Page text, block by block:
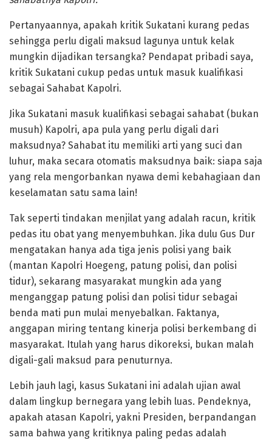
Pertanyaannya, apakah kritik Sukatani kurang pedas
sehingga perlu digali maksud lagunya untuk kelak
mungkin dijadikan tersangka? Pendapat pribadi saya,
kritik Sukatani cukup pedas untuk masuk kualifikasi
sebagai Sahabat Kapolri.
Jika Sukatani masuk kualifikasi sebagai sahabat (bukan
musuh) Kapolri, apa pula yang perlu digali dari
maksudnya? Sahabat itu memiliki arti yang suci dan
luhur, maka secara otomatis maksudnya baik: siapa saja
yang rela mengorbankan nyawa demi kebahagiaan dan
keselamatan satu sama lain!
Tak seperti tindakan menjilat yang adalah racun, kritik
pedas itu obat yang menyembuhkan. Jika dulu Gus Dur
mengatakan hanya ada tiga jenis polisi yang baik
(mantan Kapolri Hoegeng, patung polisi, dan polisi
tidur), sekarang masyarakat mungkin ada yang
menganggap patung polisi dan polisi tidur sebagai
benda mati pun mulai menyebalkan. Faktanya,
anggapan miring tentang kinerja polisi berkembang di
masyarakat. Itulah yang harus dikoreksi, bukan malah
digali-gali maksud para penuturnya.
Lebih jauh lagi, kasus Sukatani ini adalah ujian awal
dalam lingkup bernegara yang lebih luas. Pendeknya,
apakah atasan Kapolri, yakni Presiden, berpandangan
sama bahwa yang kritiknya paling pedas adalah